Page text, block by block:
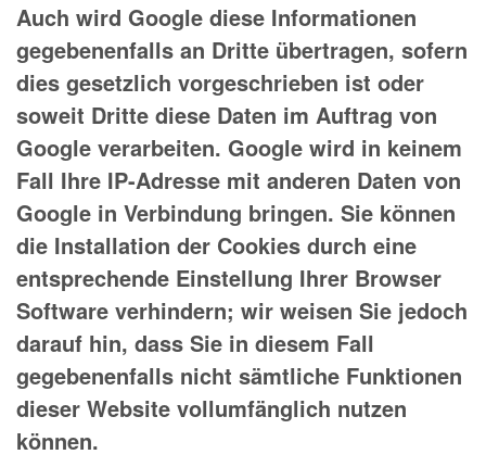
Auch wird Google diese Informationen
gegebenenfalls an Dritte übertragen, sofern
dies gesetzlich vorgeschrieben ist oder
soweit Dritte diese Daten im Auftrag von
Google verarbeiten. Google wird in keinem
Fall Ihre IP-Adresse mit anderen Daten von
Google in Verbindung bringen. Sie können
die Installation der Cookies durch eine
entsprechende Einstellung Ihrer Browser
Software verhindern; wir weisen Sie jedoch
darauf hin, dass Sie in diesem Fall
gegebenenfalls nicht sämtliche Funktionen
dieser Website vollumfänglich nutzen
können.